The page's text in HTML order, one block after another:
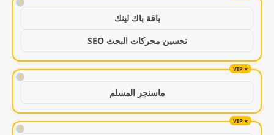
!
باقة باك لينك
تحسين محركات البحث SEO
!
ماسنجر المسلم
!